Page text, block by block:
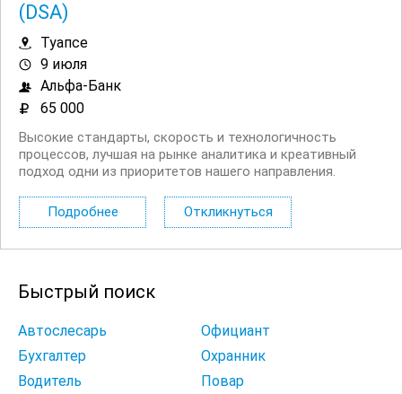
(DSA)
Туапсе
9 июля
Альфа-Банк
65 000
Высокие стандарты, скорость и технологичность
процессов, лучшая на рынке аналитика и креативный
подход одни из приоритетов нашего направления.
ищем талантливых ребят, которые не боятся
ответственности, умеют решать задачи сообща и
Подробнее Откликнуться
Быстрый поиск
Автослесарь
Официант
Бухгалтер
Охранник
Водитель
Повар